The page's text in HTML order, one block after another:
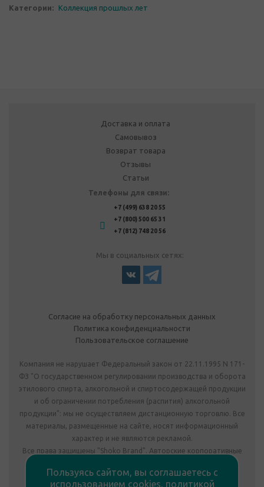
Категории: Коллекция прошлых лет
Доставка и оплата
Самовывоз
Возврат товара
Отзывы
Статьи
Телефоны для связи:
+7 (499) 638 20 55
+7 (800) 500 65 31
+7 (812) 748 20 56
Мы в социальных сетях:
Согласие на обработку персональных данных
Политика конфиденциальности
Пользовательское соглашение
Компания не нарушает Федеральный закон от 22.11.1995 N 171-
ФЗ "О государственном регулировании производства и оборота
этилового спирта, алкогольной и спиртосодержащей продукции
и об ограничении потребления (распития) алкогольной
продукции": мы не осуществляем дистанционную торговлю. Все
материалы, размещенные на сайте, носят информационный
характер и не являются рекламой.
Все права защищены "Shoko Brand". Авторские корпоративные
Комплектация подарка может отличаться от изображения.
Пользуясь сайтом, вы соглашаетесь с
использованием cookies, политикой